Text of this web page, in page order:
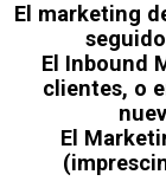
El marketing
El Inbound
clientes, o
El